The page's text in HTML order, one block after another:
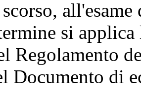
scorso,
si
Regolamento
Documento di